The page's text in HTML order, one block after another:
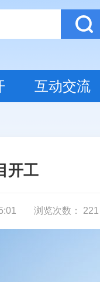
互动交流
开工
浏览次数： 221